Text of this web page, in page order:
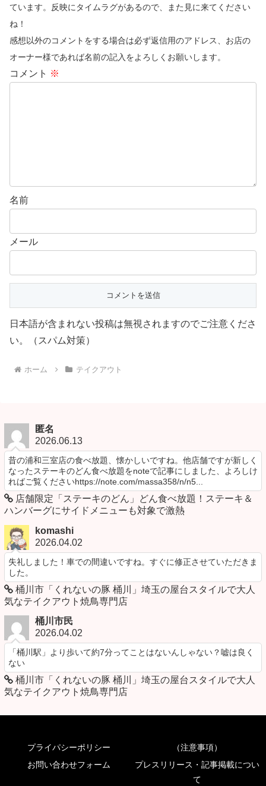
ています。反映にタイムラグがあるので、また見に来てください
ね！
感想以外のコメントをする場合は必ず返信用のアドレス、お店の
オーナー様であれば名前の記入をよろしくお願いします。
コメント ※
名前
メール
日本語が含まれない投稿は無視されますのでご注意くださ
い。（スパム対策）
ホーム テイクアウト
匿名
2026.06.13
昔の浦和三室店の食べ放題、懐かしいですね。他店舗ですが新しく
なったステーキのどん食べ放題をnoteで記事にしました、よろしけ
ればご覧くださいhttps://note.com/massa358/n/n5...
店舗限定「ステーキのどん」どん食べ放題！ステーキ＆
ハンバーグにサイドメニューも対象で激熱
komashi
2026.04.02
失礼しました！車での間違いですね。すぐに修正させていただきま
した。
桶川市「くれないの豚 桶川」埼玉の屋台スタイルで大人
気なテイクアウト焼鳥専門店
桶川市民
2026.04.02
「桶川駅」より歩いて約7分ってことはないんしゃない？嘘は良く
ない
桶川市「くれないの豚 桶川」埼玉の屋台スタイルで大人
気なテイクアウト焼鳥専門店
プライパシーポリシー
（注意事項）
お問い合わせフォーム
プレスリリース・記事掲載につい
て